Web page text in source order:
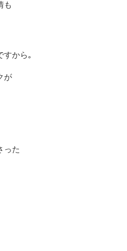
も
から｡
が
った